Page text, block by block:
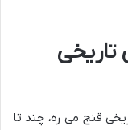
تاریخی
قنج می ره، چند تا